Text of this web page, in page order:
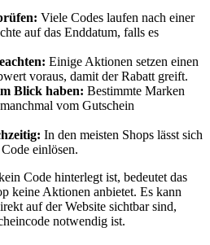
Viele Codes laufen nach einer
auf das Enddatum, falls es
Einige Aktionen setzen einen
voraus, damit der Rabatt greift.
Blick haben: Bestimmte Marken
vom Gutschein
In den meisten Shops lässt sich
einlösen.
Code hinterlegt ist, bedeutet das
keine Aktionen anbietet. Es kann
auf der Website sichtbar sind,
notwendig ist.